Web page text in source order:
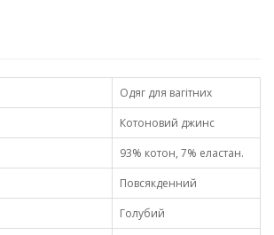
Одяг для вагітних
Котоновий джинс
93% котон, 7% еластан.
Повсякденний
Голубий